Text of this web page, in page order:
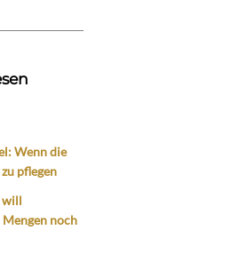
Wenn die
pflegen
will
noch